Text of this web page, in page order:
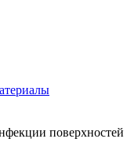
поверхностей